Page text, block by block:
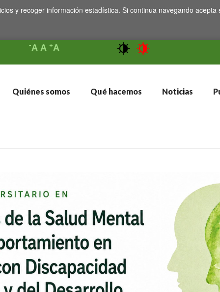
y recoger información estadística. Si continua navegando acepta
-AA +A
Quiénes somos Qué hacemos Noticias